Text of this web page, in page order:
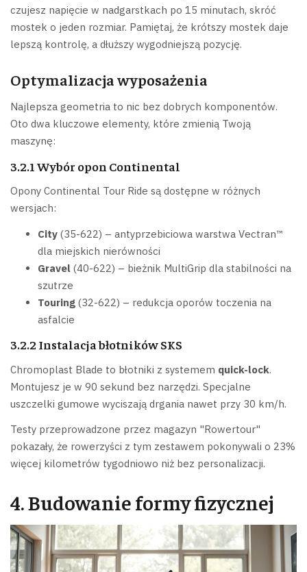
czujesz napięcie w nadgarstkach po 15 minutach, skróć
mostek o jeden rozmiar. Pamiętaj, że krótszy mostek daje
lepszą kontrolę, a dłuższy wygodniejszą pozycję.
Optymalizacja wyposażenia
Najlepsza geometria to nic bez dobrych komponentów.
Oto dwa kluczowe elementy, które zmienią Twoją
maszynę:
3.2.1 Wybór opon Continental
Opony Continental Tour Ride są dostępne w różnych
wersjach:
City (35-622) – antyprzebiciowa warstwa Vectran™
dla miejskich nierówności
Gravel (40-622) – bieżnik MultiGrip dla stabilności na
szutrze
Touring (32-622) – redukcja oporów toczenia na
asfalcie
3.2.2 Instalacja błotników SKS
Chromoplast Blade to błotniki z systemem quick-lock.
Montujesz je w 90 sekund bez narzędzi. Specjalne
uszczelki gumowe wyciszają drgania nawet przy 30 km/h.
Testy przeprowadzone przez magazyn "Rowertour"
pokazały, że rowerzyści z tym zestawem pokonywali o 23%
więcej kilometrów tygodniowo niż bez personalizacji.
4. Budowanie formy fizycznej